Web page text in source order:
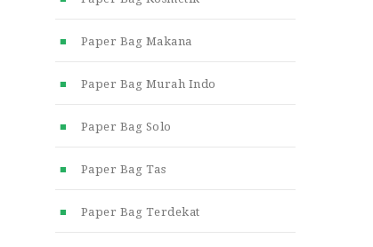
Paper Bag Makana
Paper Bag Murah Indo
Paper Bag Solo
Paper Bag Tas
Paper Bag Terdekat